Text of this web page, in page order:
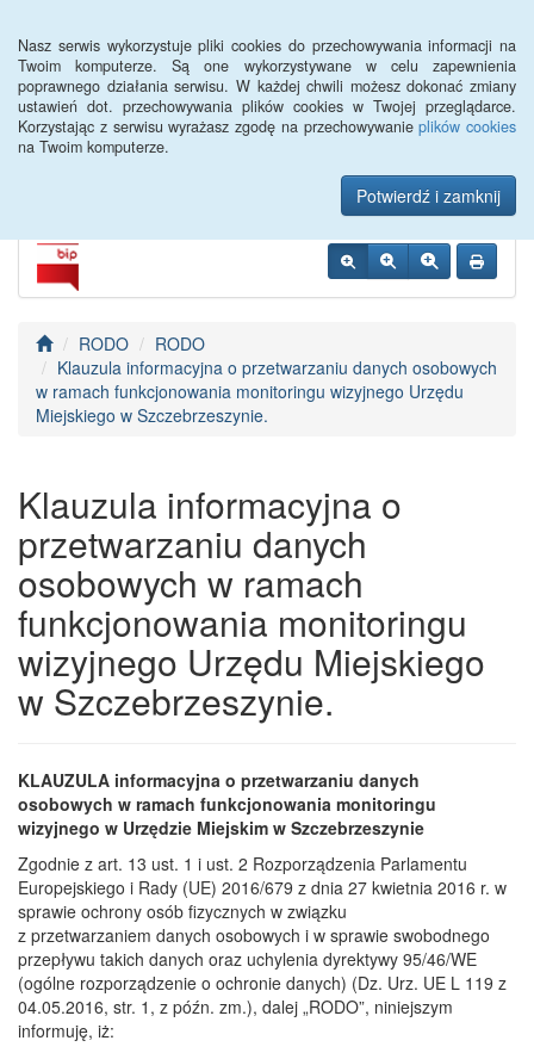
Nasz serwis wykorzystuje pliki cookies do przechowywania informacji na
Twoim komputerze. Są one wykorzystywane w celu zapewnienia
poprawnego działania serwisu. W każdej chwili możesz dokonać zmiany
ustawień dot. przechowywania plików cookies w Twojej przeglądarce.
Korzystając z serwisu wyrażasz zgodę na przechowywanieplików cookies
na Twoim komputerze.
Potwierdź i zamknij
Urząd Miejski w
Szczebrzeszynie
RODO
RODO
Klauzula informacyjna o przetwarzaniu danych osobowych
w ramach funkcjonowania monitoringu wizyjnego Urzędu
Miejskiego w Szczebrzeszynie.
Klauzula informacyjna o
przetwarzaniu danych
osobowych w ramach
funkcjonowania monitoringu
wizyjnego Urzędu Miejskiego
w Szczebrzeszynie.
KLAUZULA informacyjna o przetwarzaniu danych
osobowych w ramach funkcjonowania monitoringu
wizyjnego w Urzędzie Miejskim w Szczebrzeszynie
Zgodnie z art. 13 ust. 1 i ust. 2 Rozporządzenia Parlamentu
Europejskiego i Rady (UE) 2016/679 z dnia 27 kwietnia 2016 r. w
sprawie ochrony osób fizycznych w związku
z przetwarzaniem danych osobowych i w sprawie swobodnego
przepływu takich danych oraz uchylenia dyrektywy 95/46/WE
(ogólne rozporządzenie o ochronie danych) (Dz. Urz. UE L 119 z
04.05.2016, str. 1, z późn. zm.), dalej „RODO”, niniejszym
informuję, iż: